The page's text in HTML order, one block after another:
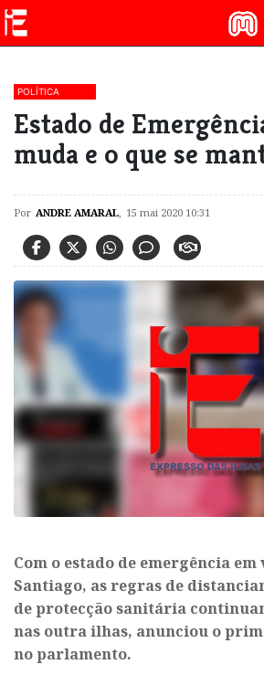
POLÍTICA
Estado de
muda e o que se
Por ANDRE AMARAL, 15 mai 2020 10:31
Com o estado de emergência
Santiago, as regras de
de protecção sanitária
nas outra ilhas, anunciou o
no parlamento.